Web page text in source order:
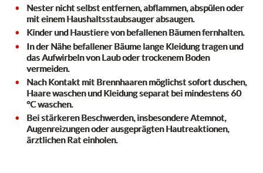
Nester nicht selbst entfernen, abflammen, abspülen oder
mit einem Haushaltsstaubsauger absaugen.
Kinder und Haustiere von befallenen Bäumen fernhalten.
In der Nähe befallener Bäume lange Kleidung tragen und
das Aufwirbeln von Laub oder trockenem Boden
vermeiden.
Nach Kontakt mit Brennhaaren möglichst sofort duschen,
Haare waschen und Kleidung separat bei mindestens 60
°C waschen.
Bei stärkeren Beschwerden, insbesondere Atemnot,
Augenreizungen oder ausgeprägten Hautreaktionen,
ärztlichen Rat einholen.